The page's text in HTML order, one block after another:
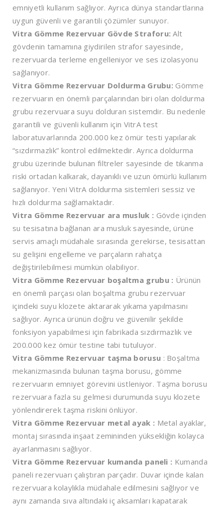
emniyetli kullanım sağlıyor. Ayrıca dünya standartlarına
uygun güvenli ve garantili çözümler sunuyor.
Vitra Gömme Rezervuar Gövde Straforu: Alt
gövdenin tamamına giydirilen strafor sayesinde,
rezervuarda terleme engelleniyor ve ses izolasyonu
sağlanıyor.
Vitra Gömme Rezervuar Doldurma Grubu: Gömme
rezervuarın en önemli parçalarından biri olan doldurma
grubu rezervuara suyu dolduran sistemdir. Bu nedenle
garantili ve güvenli kullanım için VitrA test
laboratuvarlarında 200.000 kez ömür testi yapılarak
“sızdırmazlık” kontrol edilmektedir. Ayrıca doldurma
grubu üzerinde bulunan filtreler sayesinde de tıkanma
riski ortadan kalkarak, dayanıklı ve uzun ömürlü kullanım
sağlanıyor. Yeni VitrA doldurma sistemleri sessiz ve
hızlı doldurma sağlamaktadır.
Vitra Gömme Rezervuar ara musluk : Gövde içinden
su tesisatına bağlanan ara musluk sayesinde, ürüne
servis amaçlı müdahale sırasında gerekirse, tesisattan
su gelişini engelleme ve parçaların rahatça
değiştirilebilmesi mümkün olabiliyor.
Vitra Gömme Rezervuar boşaltma grubu : Ürünün
en önemli parçası olan boşaltma grubu rezervuar
içindeki suyu klozete aktararak yıkama yapılmasını
sağlıyor. Ayrıca ürünün doğru ve güvenilir şekilde
fonksiyon yapabilmesi için fabrikada sızdırmazlık ve
200.000 kez ömür testine tabi tutuluyor.
Vitra Gömme Rezervuar taşma borusu : Boşaltma
mekanizmasında bulunan taşma borusu, gömme
rezervuarın emniyet görevini üstleniyor. Taşma borusu
rezervuara fazla su gelmesi durumunda suyu klozete
yönlendirerek taşma riskini önlüyor.
Vitra Gömme Rezervuar metal ayak : Metal ayaklar,
montaj sırasında inşaat zemininden yüksekliğin kolayca
ayarlanmasını sağlıyor.
Vitra Gömme Rezervuar kumanda paneli : Kumanda
paneli rezervuarı çalıştıran parçadır. Duvar içinde kalan
rezervuara kolaylıkla müdahale edilmesini sağlıyor ve
aynı zamanda sıva altındaki iç aksamları kapatarak